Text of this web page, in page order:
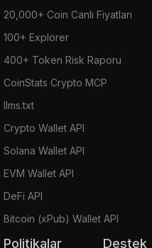
20,000+ Coin Canlı Fiyatları
100+ Explorer
400+ Token Risk Raporu
CoinStats Crypto MCP
llms.txt
Crypto Wallet API
Solana Wallet API
EVM Wallet API
DeFi API
Bitcoin (xPub) Wallet API
Politikalar Destek